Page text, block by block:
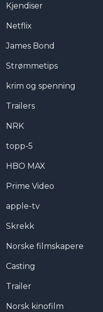
Kjendiser
Netflix
James Bond
Strømmetips
krim og spenning
Trailers
NRK
topp-5
HBO MAX
Prime Video
apple-tv
Skrekk
Norske filmskapere
Casting
Trailer
Norsk kinofilm